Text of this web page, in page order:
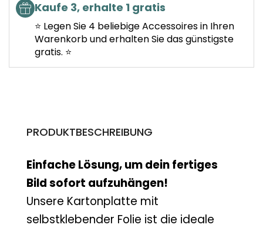
Kaufe 3, erhalte 1 gratis
⭐ Legen Sie 4 beliebige Accessoires in Ihren
Warenkorb und erhalten Sie das günstigste
gratis. ⭐
PRODUKTBESCHREIBUNG
Einfache Lösung, um dein fertiges
Bild sofort aufzuhängen!
Unsere Kartonplatte mit
selbstklebender Folie ist die ideale